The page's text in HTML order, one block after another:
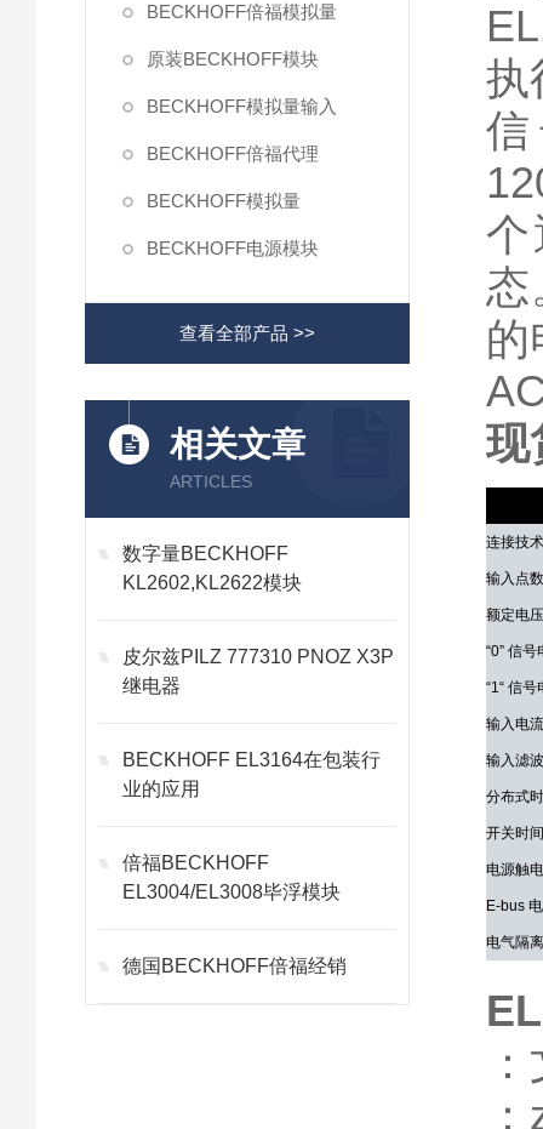
BECKHOFF倍福模拟量
原装BECKHOFF模块
BECKHOFF模拟量输入
BECKHOFF倍福代理
BECKHOFF模拟量
BECKHOFF电源模块
查看全部产品 >>
相关文章
ARTICLES
数字量BECKHOFF
KL2602,KL2622模块
皮尔兹PILZ 777310 PNOZ X3P
继电器
BECKHOFF EL3164在包装行
业的应用
倍福BECKHOFF
EL3004/EL3008毕浮模块
德国BECKHOFF倍福经销
执
个
态
的
现
连接技
输入点
额定电
“0” 信号
“1“ 信号
输入电
输入滤
分布式
开关时
电源触
E-bus
电气隔